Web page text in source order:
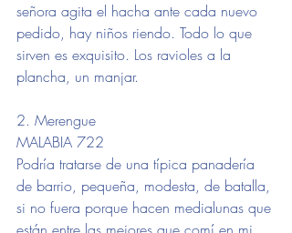
señora agita el hacha ante cada nuevo
pedido, hay niños riendo. Todo lo que
sirven es exquisito. Los ravioles a la
plancha, un manjar.
2. Merengue
MALABIA 722
Podría tratarse de una típica panadería
de barrio, pequeña, modesta, de batalla,
si no fuera porque hacen medialunas que